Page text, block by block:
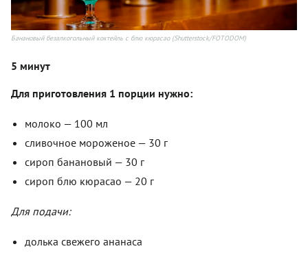
Банановый безалкогольный коктейль с блю кюрасао (Shutterstock/FOTODOM)
5 минут
Для приготовления 1 порции нужно:
молоко — 100 мл
сливочное мороженое — 30 г
сироп банановый — 30 г
сироп блю кюрасао — 20 г
Для подачи:
долька свежего ананаса